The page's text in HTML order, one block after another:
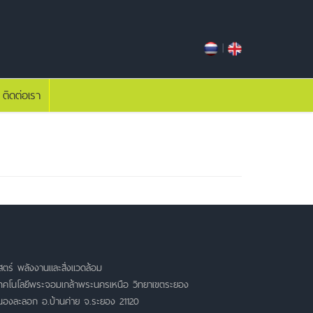
|
ติดต่อเรา
ร์ พลังงานและสิ่งแวดล้อม
โนโลยีพระจอมเกล้าพระนครเหนือ วิทยาเขตระยอง
งละลอก อ.บ้านค่าย จ.ระยอง 21120